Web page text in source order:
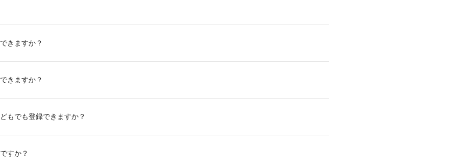
きますか？
きますか？
もでも登録できますか？
すか？